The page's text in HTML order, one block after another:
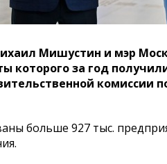
Мишустин и мэр
которого за год
комиссии
больше 927 тыс.